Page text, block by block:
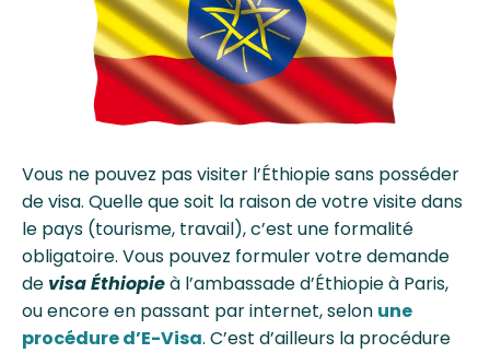
Vous ne pouvez pas visiter l’Éthiopie sans posséder
de visa. Quelle que soit la raison de votre visite dans
le pays (tourisme, travail), c’est une formalité
obligatoire. Vous pouvez formuler votre demande
de visa Éthiopieà l’ambassade d’Éthiopie à Paris,
ou encore en passant par internet, selon une
procédure d’E-Visa. C’est d’ailleurs la procédure